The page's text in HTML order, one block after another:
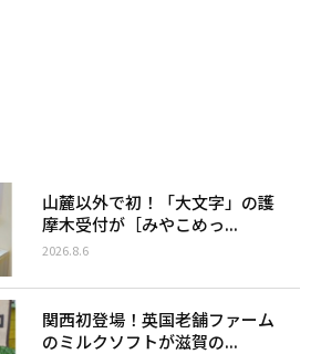
山麓以外で初！「大文字」の護
摩木受付が［みやこめっ...
2026.8.6
関西初登場！英国老舗ファーム
のミルクソフトが滋賀の...